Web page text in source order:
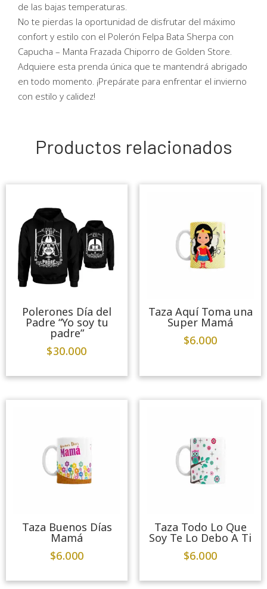
de las bajas temperaturas.
No te pierdas la oportunidad de disfrutar del máximo
confort y estilo con el Polerón Felpa Bata Sherpa con
Capucha – Manta Frazada Chiporro de Golden Store.
Adquiere esta prenda única que te mantendrá abrigado
en todo momento. ¡Prepárate para enfrentar el invierno
con estilo y calidez!
Productos relacionados
Polerones Día del
Padre “Yo soy tu
padre”
$30.000
Taza Aquí Toma una
Super Mamá
$6.000
Taza Buenos Días
Mamá
$6.000
Taza Todo Lo Que
Soy Te Lo Debo A Ti
$6.000